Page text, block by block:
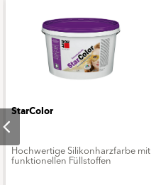
StarColor
Hochwertige Silikonharzfarbe mit
funktionellen Füllstoffen